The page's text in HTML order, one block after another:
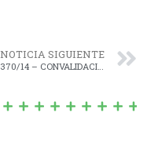
NOTICIA SIGUIENTE
Nº 1370/14 – CONVALIDACIÓN del “Anexo al Contrato de Locación y Acuerdo de Prórroga”, suscripto entre la Sra. LANCIA DILETTA MARÍA, representada por “INMOBILIARIA INTEGRAL S.A.” (LOCADORA), por una parte, y la Municipalidad de Navarro.